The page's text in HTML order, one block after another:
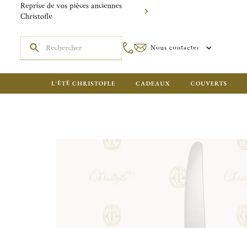
Reprise de vos pièces anciennes
Christofle
Nous contacter
L'ÉTÉ CHRISTOFLE CADEAUX COUVERTS